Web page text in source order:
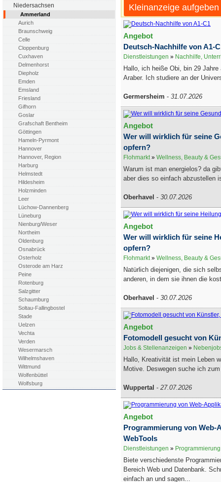
Niedersachsen
Ammerland
Aurich
Braunschweig
Celle
Cloppenburg
Cuxhaven
Delmenhorst
Diepholz
Emden
Emsland
Friesland
Gifhorn
Goslar
Grafschaft Bentheim
Göttingen
Hameln-Pyrmont
Hannover
Hannover, Region
Harburg
Helmstedt
Hildesheim
Holzminden
Leer
Lüchow-Dannenberg
Lüneburg
Nienburg/Weser
Northeim
Oldenburg
Osnabrück
Osterholz
Osterode am Harz
Peine
Rotenburg
Salzgitter
Schaumburg
Soltau-Fallingbostel
Stade
Uelzen
Vechta
Verden
Wesermarsch
Wilhelmshaven
Wittmund
Wolfenbüttel
Wolfsburg
Kleinanzeige
Angebot
Deutsch-Nachhilfe von A1-
Dienstleistungen » Nachhilfe,
Hallo, ich heiße Obi, bin 29
Araber. Ich studiere an der
Germersheim - 31.07.2026
Angebot
Wer will wirklich für seine
opfern?
Flohmarkt» Wellness, Beauty &
Warum ist man energielos? da
aber dies so einfach abzustellen
Oberhavel - 30.07.2026
Angebot
Wer will wirklich für seine
opfern?
Flohmarkt» Wellness, Beauty &
Natürlich diejenigen, die sich
anderen, in dem sie ihnen die
Oberhavel - 30.07.2026
Angebot
Fotomodell gesucht von
Jobs & Stellenanzeigen »
Hallo, Kreativität ist mein Leben
Motive. Deswegen suche ich
Wuppertal - 27.07.2026
Angebot
Programmierung von Web-
WebTools
Dienstleistungen »
Biete verschiedenste
Bereich Web und Datenbank.
einfach an und sagen...